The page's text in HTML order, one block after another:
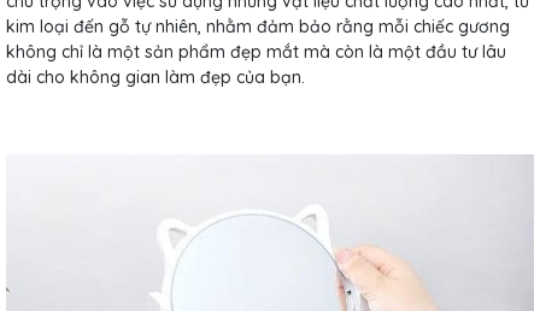
kim loại đến gỗ tự nhiên, nhằm đảm bảo rằng mỗi chiếc gương
không chỉ là một sản phẩm đẹp mắt mà còn là một đầu tư lâu
dài cho không gian làm đẹp của bạn.